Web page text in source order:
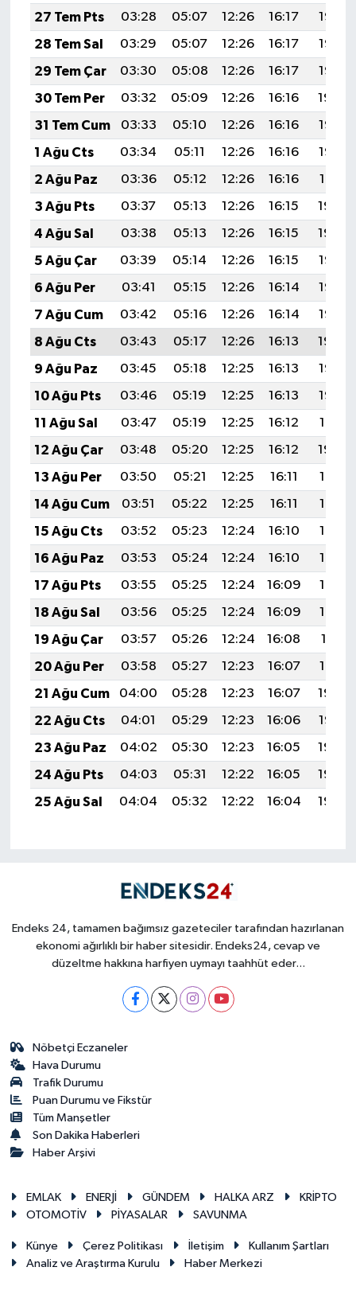
27 Tem Pts
03:28 05:07 12:26 16:17
19:36
28 Tem Sal
03:29 05:07 12:26 16:17
19:35
29 Tem Çar
03:30 05:08 12:26 16:17
19:35
30 Tem Per
03:32 05:09 12:26 16:16
19:34
31 Tem Cum
03:33 05:10 12:26 16:16
19:33
1 Ağu Cts
03:34 05:11 12:26 16:16
19:32
2 Ağu Paz
03:36 05:12 12:26 16:16
19:31
3 Ağu Pts
03:37 05:13 12:26 16:15
19:30
4 Ağu Sal
03:38 05:13 12:26 16:15
19:29
5 Ağu Çar
03:39 05:14 12:26 16:15
19:28
6 Ağu Per
03:41 05:15 12:26 16:14
19:27
7 Ağu Cum
03:42 05:16 12:26 16:14
19:26
8 Ağu Cts
03:43 05:17 12:26 16:13
19:24
9 Ağu Paz
03:45 05:18 12:25 16:13
19:23
10 Ağu Pts
03:46 05:19 12:25 16:13
19:22
11 Ağu Sal
03:47 05:19 12:25 16:12
19:21
12 Ağu Çar
03:48 05:20 12:25 16:12
19:20
13 Ağu Per
03:50 05:21 12:25 16:11
19:19
14 Ağu Cum
03:51 05:22 12:25 16:11
19:17
15 Ağu Cts
03:52 05:23 12:24 16:10
19:16
16 Ağu Paz
03:53 05:24 12:24 16:10
19:15
17 Ağu Pts
03:55 05:25 12:24 16:09
19:14
18 Ağu Sal
03:56 05:25 12:24 16:09
19:12
19 Ağu Çar
03:57 05:26 12:24 16:08
19:11
20 Ağu Per
03:58 05:27 12:23 16:07
19:10
21 Ağu Cum
04:00 05:28 12:23 16:07
19:08
22 Ağu Cts
04:01 05:29 12:23 16:06
19:07
23 Ağu Paz
04:02 05:30 12:23 16:05
19:06
24 Ağu Pts
04:03 05:31 12:22 16:05
19:04
25 Ağu Sal
04:04 05:32 12:22 16:04 19:03
Endeks 24, tamamen bağımsız gazeteciler tarafından hazırlanan
ekonomi ağırlıklı bir haber sitesidir. Endeks24, cevap ve
düzeltme hakkına harfiyen uymayı taahhüt eder...
Nöbetçi Eczaneler
Hava Durumu
Trafik Durumu
Puan Durumu ve Fikstür
Tüm Manşetler
Son Dakika Haberleri
Haber Arşivi
EMLAK ENERJİ GÜNDEM HALKA ARZ
KRİPTO
OTOMOTİV
PİYASALAR SAVUNMA
Künye Çerez Politikası İletişim
Kullanım Şartları
Analiz ve Araştırma Kurulu
Haber Merkezi